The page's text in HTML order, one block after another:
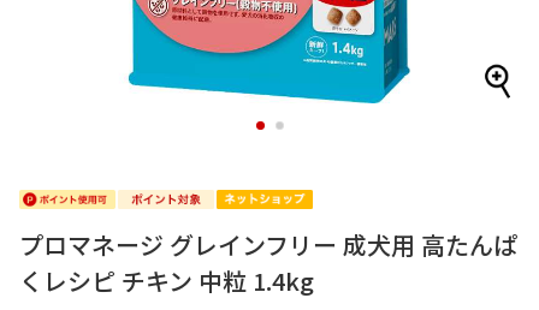
1 2
プロマネージ グレインフリー 成犬用 高たんぱ
くレシピ チキン 中粒 1.4kg